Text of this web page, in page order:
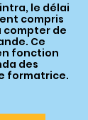
le délai
compris
compter de
Ce
fonction
des
formatrice.